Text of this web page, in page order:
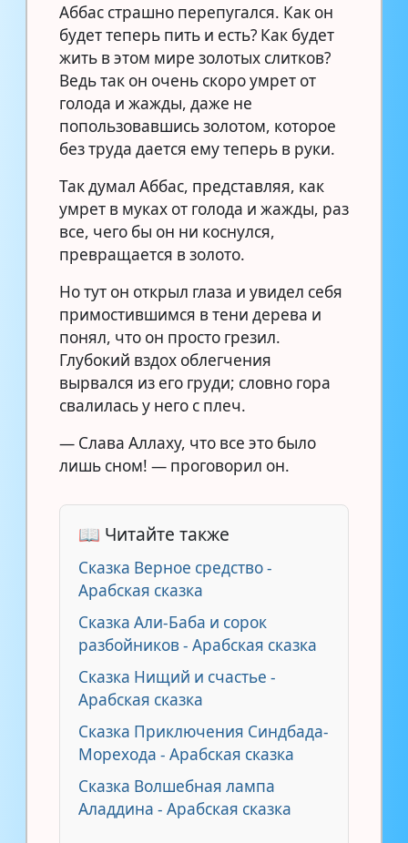
Аббас страшно перепугался. Как он
будет теперь пить и есть? Как будет
жить в этом мире золотых слитков?
Ведь так он очень скоро умрет от
голода и жажды, даже не
попользовавшись золотом, которое
без труда дается ему теперь в руки.
Так думал Аббас, представляя, как
умрет в муках от голода и жажды, раз
все, чего бы он ни коснулся,
превращается в золото.
Но тут он открыл глаза и увидел себя
примостившимся в тени дерева и
понял, что он просто грезил.
Глубокий вздох облегчения
вырвался из его груди; словно гора
свалилась у него с плеч.
— Слава Аллаху, что все это было
лишь сном! — проговорил он.
📖 Читайте также
Сказка Верное средство -
Арабская сказка
Сказка Али-Баба и сорок
разбойников - Арабская сказка
Сказка Нищий и счастье -
Арабская сказка
Сказка Приключения Синдбада-
Морехода - Арабская сказка
Сказка Волшебная лампа
Аладдина - Арабская сказка